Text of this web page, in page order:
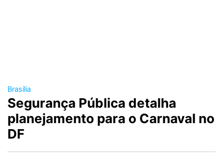
Brasília
Segurança Pública detalha
planejamento para o Carnaval no
DF